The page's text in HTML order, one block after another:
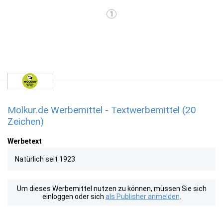
1
Molkur.de Werbemittel - Textwerbemittel (20
Zeichen)
Werbetext
Natürlich seit 1923
Um dieses Werbemittel nutzen zu können, müssen Sie sich
einloggen oder sich als Publisher anmelden